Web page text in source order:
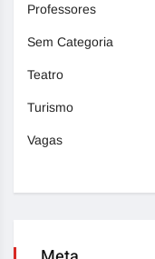
Professores
Sem Categoria
Teatro
Turismo
Vagas